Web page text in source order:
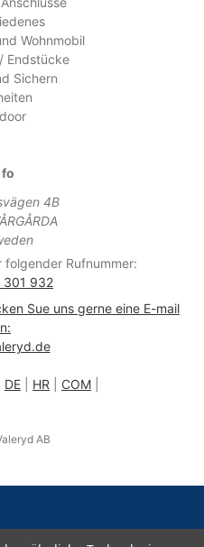
Wohnmobil
Endstücke
Sichern
4B
folgender Rufnummer:
301 932
Sue uns gerne eine E-mail
DE HR COM
AB